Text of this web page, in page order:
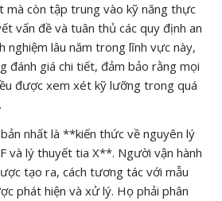
mà còn tập trung vào kỹ năng thực
vấn đề và tuân thủ các quy định an
nghiệm lâu năm trong lĩnh vực này,
đánh giá chi tiết, đảm bảo rằng mọi
được xem xét kỹ lưỡng trong quá
nhất là **kiến thức về nguyên lý
và lý thuyết tia X**. Người vận hành
tạo ra, cách tương tác với mẫu
phát hiện và xử lý. Họ phải phân